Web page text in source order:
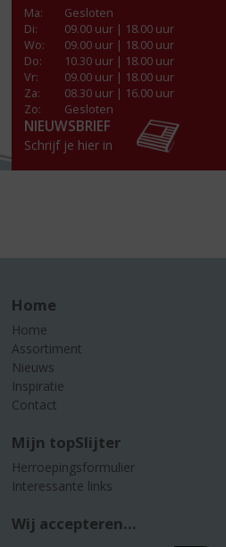
Ma:
Gesloten
Di:
09.00 uur | 18.00 uur
Wo:
09.00 uur | 18.00 uur
Do:
10.30 uur | 18.00 uur
Vr:
09.00 uur | 18.00 uur
Za:
08.30 uur | 16.00 uur
Zo:
Gesloten
NIEUWSBRIEF
Schrijf je hier in
Home
Home
Assortiment
Nieuws
Inspiratie
Contact
Mijn topSlijter
Herroepingsformulier
Interessante links
Wij accepteren...